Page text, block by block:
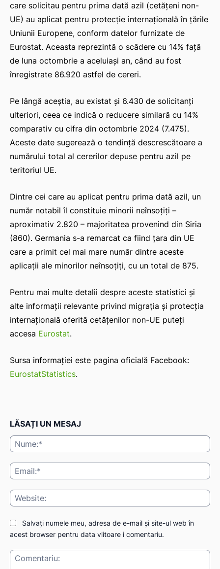
care solicitau pentru prima dată azil (cetățeni non-
UE) au aplicat pentru protecție internațională în țările
Uniunii Europene, conform datelor furnizate de
Eurostat. Aceasta reprezintă o scădere cu 14% față
de luna octombrie a aceluiași an, când au fost
înregistrate 86.920 astfel de cereri.
Pe lângă aceștia, au existat și 6.430 de solicitanți
ulteriori, ceea ce indică o reducere similară cu 14%
comparativ cu cifra din octombrie 2024 (7.475).
Aceste date sugerează o tendință descrescătoare a
numărului total al cererilor depuse pentru azil pe
teritoriul UE.
Dintre cei care au aplicat pentru prima dată azil, un
număr notabil îl constituie minorii neînsoțiți –
aproximativ 2.820 – majoritatea provenind din Siria
(860). Germania s-a remarcat ca fiind țara din UE
care a primit cel mai mare număr dintre aceste
aplicații ale minorilor neînsoțiți, cu un total de 875.
Pentru mai multe detalii despre aceste statistici și
alte informații relevante privind migrația și protecția
internațională oferită cetățenilor non-UE puteți
accesa Eurostat.
Sursa informației este pagina oficială Facebook:
EurostatStatistics.
LĂSAȚI UN MESAJ
Salvați numele meu, adresa de e-mail și site-ul web în
acest browser pentru data viitoare i comentariu.